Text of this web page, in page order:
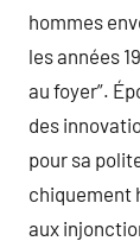
hommes
les années
au foyer”.
des
pour sa
chiquement
aux